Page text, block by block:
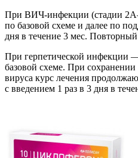
При ВИЧ-инфекции (стадии
по базовой схеме и далее по
дня в течение 3 мес. Повторный
При герпетической инфекции
базовой схеме. При
вируса курс лечения
с введением 1 раз в 3 дня в